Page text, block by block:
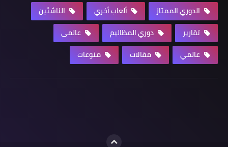
الدوري الممتاز ألعاب أخري
الناشئين
تقارير
دوري المظاليم
عالمى
عالمي
مقالات منوعات